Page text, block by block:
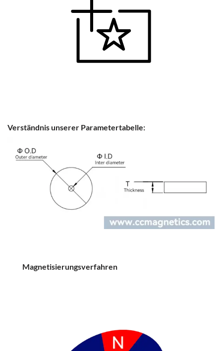
Verständnis unserer Parametertabelle:
Magnetisierungsverfahren